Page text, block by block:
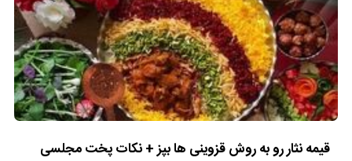
قیمه نثار رو به روش قزوینی ها بپز + نکات پخت مجلسی